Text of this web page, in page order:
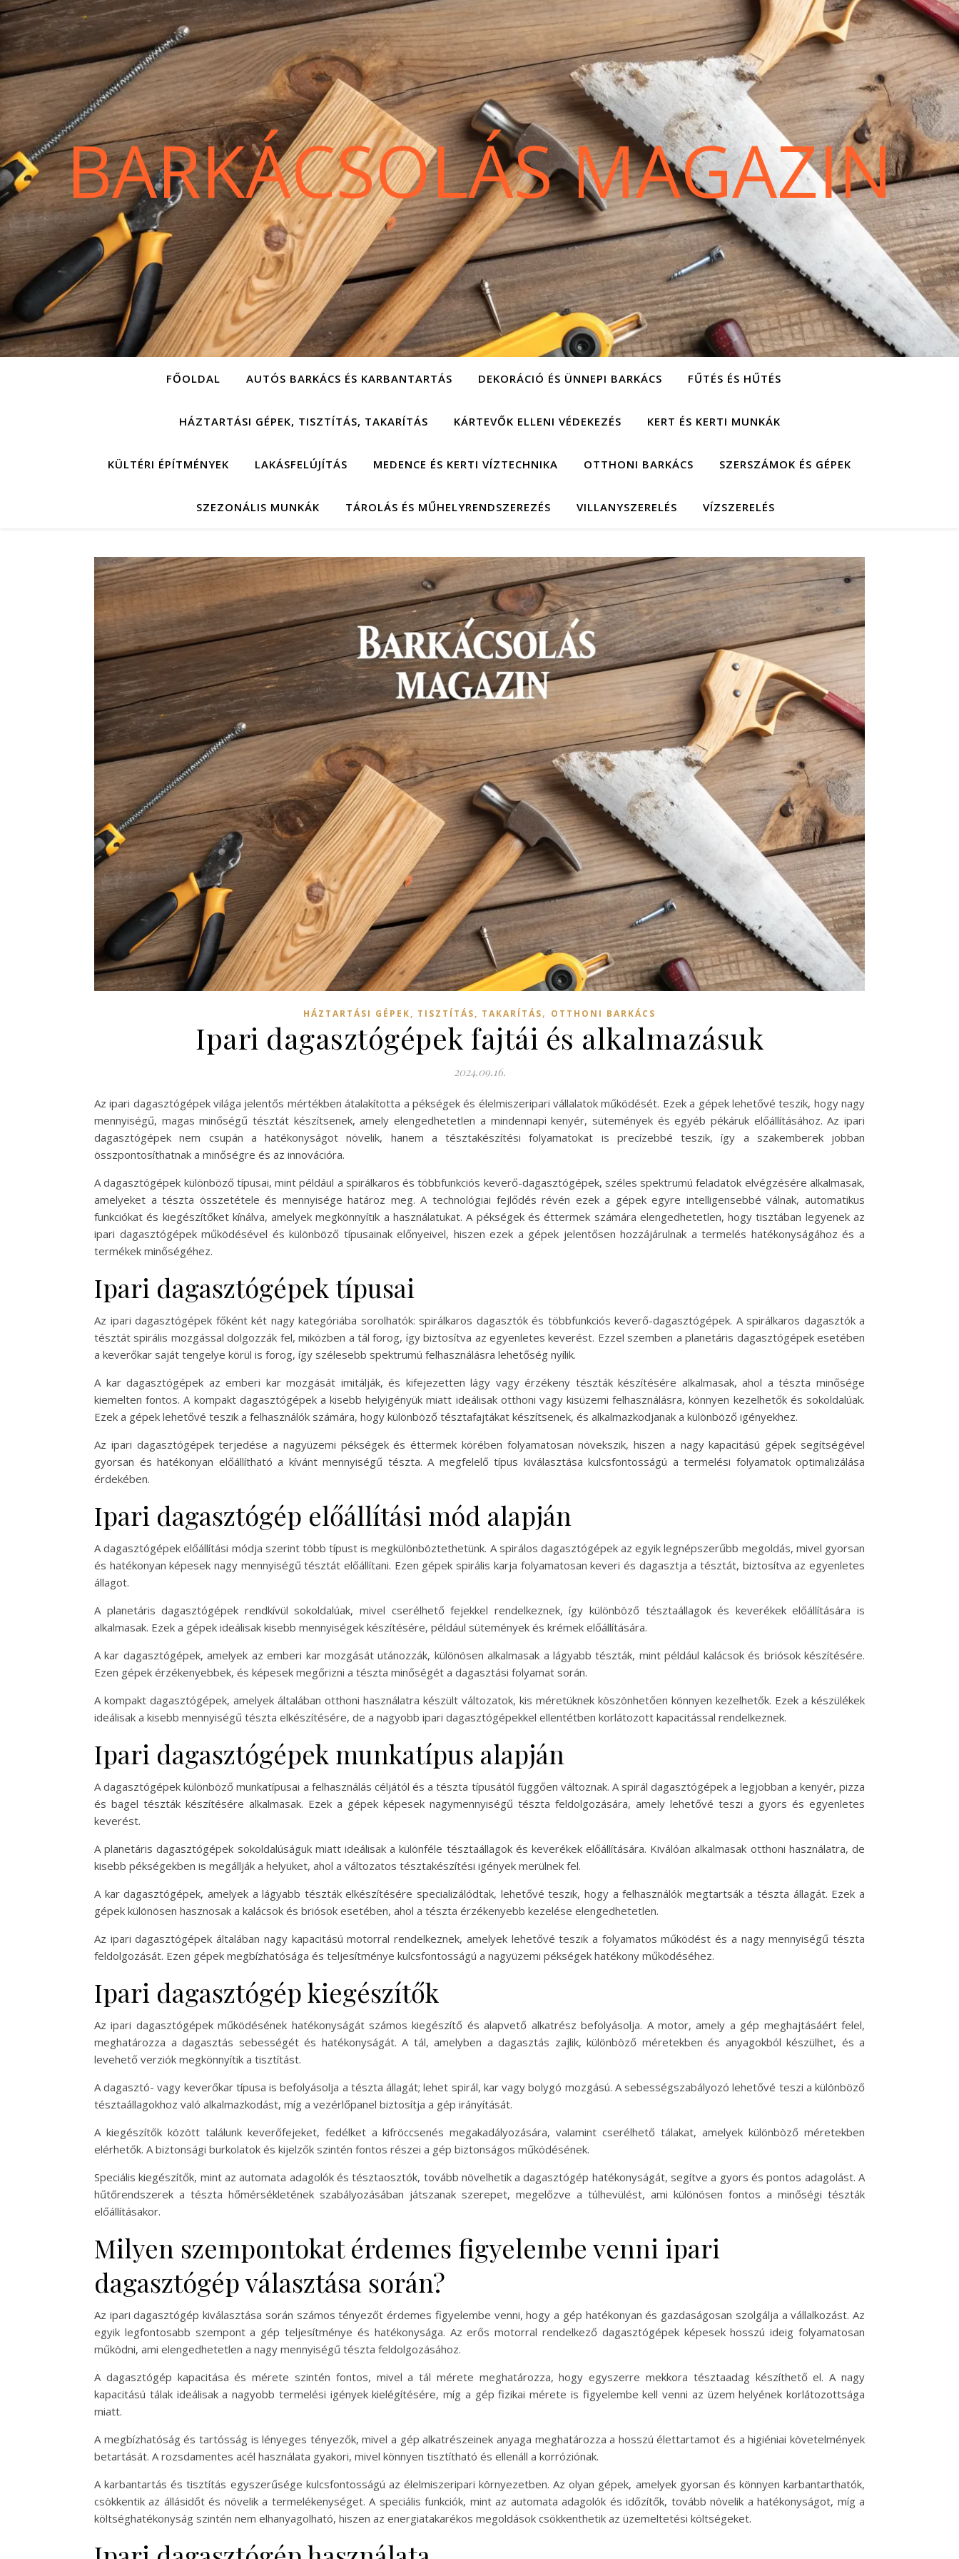
BARKÁCSOLÁS MAGAZIN
FŐOLDAL AUTÓS BARKÁCS ÉS KARBANTARTÁS DEKORÁCIÓ ÉS ÜNNEPI BARKÁCS FŰTÉS ÉS HŰTÉS
HÁZTARTÁSI GÉPEK, TISZTÍTÁS, TAKARÍTÁS KÁRTEVŐK ELLENI VÉDEKEZÉS KERT ÉS KERTI MUNKÁK
KÜLTÉRI ÉPÍTMÉNYEK LAKÁSFELÚJÍTÁS MEDENCE ÉS KERTI VÍZTECHNIKA OTTHONI BARKÁCS SZERSZÁMOK ÉS GÉPEK
SZEZONÁLIS MUNKÁK TÁROLÁS ÉS MŰHELYRENDSZEREZÉS VILLANYSZERELÉS VÍZSZERELÉS
HÁZTARTÁSI GÉPEK, TISZTÍTÁS, TAKARÍTÁS, OTTHONI BARKÁCS
Ipari dagasztógépek fajtái és alkalmazásuk
2024.09.16.
Az ipari dagasztógépek világa jelentős mértékben átalakította a pékségek és élelmiszeripari vállalatok működését. Ezek a gépek lehetővé teszik, hogy nagy
mennyiségű, magas minőségű tésztát készítsenek, amely elengedhetetlen a mindennapi kenyér, sütemények és egyéb pékáruk előállításához. Az ipari
dagasztógépek nem csupán a hatékonyságot növelik, hanem a tésztakészítési folyamatokat is precízebbé teszik, így a szakemberek jobban
összpontosíthatnak a minőségre és az innovációra.
A dagasztógépek különböző típusai, mint például a spirálkaros és többfunkciós keverő-dagasztógépek, széles spektrumú feladatok elvégzésére alkalmasak,
amelyeket a tészta összetétele és mennyisége határoz meg. A technológiai fejlődés révén ezek a gépek egyre intelligensebbé válnak, automatikus
funkciókat és kiegészítőket kínálva, amelyek megkönnyítik a használatukat. A pékségek és éttermek számára elengedhetetlen, hogy tisztában legyenek az
ipari dagasztógépek működésével és különböző típusainak előnyeivel, hiszen ezek a gépek jelentősen hozzájárulnak a termelés hatékonyságához és a
termékek minőségéhez.
Ipari dagasztógépek típusai
Az ipari dagasztógépek főként két nagy kategóriába sorolhatók: spirálkaros dagasztók és többfunkciós keverő-dagasztógépek. A spirálkaros dagasztók a
tésztát spirális mozgással dolgozzák fel, miközben a tál forog, így biztosítva az egyenletes keverést. Ezzel szemben a planetáris dagasztógépek esetében
a keverőkar saját tengelye körül is forog, így szélesebb spektrumú felhasználásra lehetőség nyílik.
A kar dagasztógépek az emberi kar mozgását imitálják, és kifejezetten lágy vagy érzékeny tészták készítésére alkalmasak, ahol a tészta minősége
kiemelten fontos. A kompakt dagasztógépek a kisebb helyigényük miatt ideálisak otthoni vagy kisüzemi felhasználásra, könnyen kezelhetők és sokoldalúak.
Ezek a gépek lehetővé teszik a felhasználók számára, hogy különböző tésztafajtákat készítsenek, és alkalmazkodjanak a különböző igényekhez.
Az ipari dagasztógépek terjedése a nagyüzemi pékségek és éttermek körében folyamatosan növekszik, hiszen a nagy kapacitású gépek segítségével
gyorsan és hatékonyan előállítható a kívánt mennyiségű tészta. A megfelelő típus kiválasztása kulcsfontosságú a termelési folyamatok optimalizálása
érdekében.
Ipari dagasztógép előállítási mód alapján
A dagasztógépek előállítási módja szerint több típust is megkülönböztethetünk. A spirálos dagasztógépek az egyik legnépszerűbb megoldás, mivel gyorsan
és hatékonyan képesek nagy mennyiségű tésztát előállítani. Ezen gépek spirális karja folyamatosan keveri és dagasztja a tésztát, biztosítva az egyenletes
állagot.
A planetáris dagasztógépek rendkívül sokoldalúak, mivel cserélhető fejekkel rendelkeznek, így különböző tésztaállagok és keverékek előállítására is
alkalmasak. Ezek a gépek ideálisak kisebb mennyiségek készítésére, például sütemények és krémek előállítására.
A kar dagasztógépek, amelyek az emberi kar mozgását utánozzák, különösen alkalmasak a lágyabb tészták, mint például kalácsok és briósok készítésére.
Ezen gépek érzékenyebbek, és képesek megőrizni a tészta minőségét a dagasztási folyamat során.
A kompakt dagasztógépek, amelyek általában otthoni használatra készült változatok, kis méretüknek köszönhetően könnyen kezelhetők. Ezek a készülékek
ideálisak a kisebb mennyiségű tészta elkészítésére, de a nagyobb ipari dagasztógépekkel ellentétben korlátozott kapacitással rendelkeznek.
Ipari dagasztógépek munkatípus alapján
A dagasztógépek különböző munkatípusai a felhasználás céljától és a tészta típusától függően változnak. A spirál dagasztógépek a legjobban a kenyér, pizza
és bagel tészták készítésére alkalmasak. Ezek a gépek képesek nagymennyiségű tészta feldolgozására, amely lehetővé teszi a gyors és egyenletes
keverést.
A planetáris dagasztógépek sokoldalúságuk miatt ideálisak a különféle tésztaállagok és keverékek előállítására. Kiválóan alkalmasak otthoni használatra, de
kisebb pékségekben is megállják a helyüket, ahol a változatos tésztakészítési igények merülnek fel.
A kar dagasztógépek, amelyek a lágyabb tészták elkészítésére specializálódtak, lehetővé teszik, hogy a felhasználók megtartsák a tészta állagát. Ezek a
gépek különösen hasznosak a kalácsok és briósok esetében, ahol a tészta érzékenyebb kezelése elengedhetetlen.
Az ipari dagasztógépek általában nagy kapacitású motorral rendelkeznek, amelyek lehetővé teszik a folyamatos működést és a nagy mennyiségű tészta
feldolgozását. Ezen gépek megbízhatósága és teljesítménye kulcsfontosságú a nagyüzemi pékségek hatékony működéséhez.
Ipari dagasztógép kiegészítők
Az ipari dagasztógépek működésének hatékonyságát számos kiegészítő és alapvető alkatrész befolyásolja. A motor, amely a gép meghajtásáért felel,
meghatározza a dagasztás sebességét és hatékonyságát. A tál, amelyben a dagasztás zajlik, különböző méretekben és anyagokból készülhet, és a
levehető verziók megkönnyítik a tisztítást.
A dagasztó- vagy keverőkar típusa is befolyásolja a tészta állagát; lehet spirál, kar vagy bolygó mozgású. A sebességszabályozó lehetővé teszi a különböző
tésztaállagokhoz való alkalmazkodást, míg a vezérlőpanel biztosítja a gép irányítását.
A kiegészítők között találunk keverőfejeket, fedélket a kifröccsenés megakadályozására, valamint cserélhető tálakat, amelyek különböző méretekben
elérhetők. A biztonsági burkolatok és kijelzők szintén fontos részei a gép biztonságos működésének.
Speciális kiegészítők, mint az automata adagolók és tésztaosztók, tovább növelhetik a dagasztógép hatékonyságát, segítve a gyors és pontos adagolást. A
hűtőrendszerek a tészta hőmérsékletének szabályozásában játszanak szerepet, megelőzve a túlhevülést, ami különösen fontos a minőségi tészták
előállításakor.
Milyen szempontokat érdemes figyelembe venni ipari
dagasztógép választása során?
Az ipari dagasztógép kiválasztása során számos tényezőt érdemes figyelembe venni, hogy a gép hatékonyan és gazdaságosan szolgálja a vállalkozást. Az
egyik legfontosabb szempont a gép teljesítménye és hatékonysága. Az erős motorral rendelkező dagasztógépek képesek hosszú ideig folyamatosan
működni, ami elengedhetetlen a nagy mennyiségű tészta feldolgozásához.
A dagasztógép kapacitása és mérete szintén fontos, mivel a tál mérete meghatározza, hogy egyszerre mekkora tésztaadag készíthető el. A nagy
kapacitású tálak ideálisak a nagyobb termelési igények kielégítésére, míg a gép fizikai mérete is figyelembe kell venni az üzem helyének korlátozottsága
miatt.
A megbízhatóság és tartósság is lényeges tényezők, mivel a gép alkatrészeinek anyaga meghatározza a hosszú élettartamot és a higiéniai követelmények
betartását. A rozsdamentes acél használata gyakori, mivel könnyen tisztítható és ellenáll a korróziónak.
A karbantartás és tisztítás egyszerűsége kulcsfontosságú az élelmiszeripari környezetben. Az olyan gépek, amelyek gyorsan és könnyen karbantarthatók,
csökkentik az állásidőt és növelik a termelékenységet. A speciális funkciók, mint az automata adagolók és időzítők, tovább növelik a hatékonyságot, míg a
költséghatékonyság szintén nem elhanyagolható, hiszen az energiatakarékos megoldások csökkenthetik az üzemeltetési költségeket.